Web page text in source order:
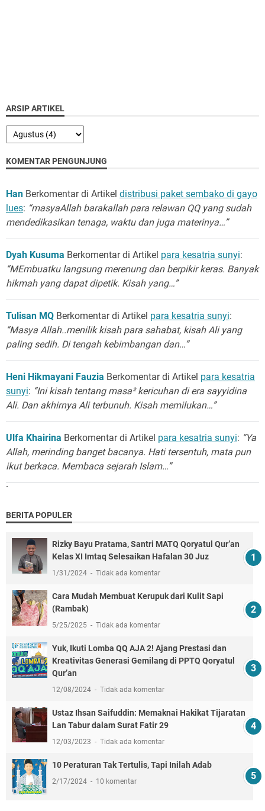
ARSIP ARTIKEL
KOMENTAR PENGUNJUNG
Han Berkomentar di Artikel distribusi paket sembako di gayo
lues: “masyaAllah barakallah para relawan QQ yang sudah
mendedikasikan tenaga, waktu dan juga materinya…”
Dyah Kusuma Berkomentar di Artikel para kesatria sunyi:
“MEmbuatku langsung merenung dan berpikir keras. Banyak
hikmah yang dapat dipetik. Kisah yang…”
Tulisan MQ Berkomentar di Artikel para kesatria sunyi:
“Masya Allah..menilik kisah para sahabat, kisah Ali yang
paling sedih. Di tengah kebimbangan dan…”
Heni Hikmayani Fauzia Berkomentar di Artikel para kesatria
sunyi: “Ini kisah tentang masa² kericuhan di era sayyidina
Ali. Dan akhirnya Ali terbunuh. Kisah memilukan…”
Ulfa Khairina Berkomentar di Artikel para kesatria sunyi: “Ya
Allah, merinding banget bacanya. Hati tersentuh, mata pun
ikut berkaca. Membaca sejarah Islam…”
`
BERITA POPULER
Rizky Bayu Pratama, Santri MATQ Qoryatul Qur’an
Kelas XI Imtaq Selesaikan Hafalan 30 Juz
1/31/2024 Tidak ada komentar
Cara Mudah Membuat Kerupuk dari Kulit Sapi
(Rambak)
5/25/2025 Tidak ada komentar
Yuk, Ikuti Lomba QQ AJA 2! Ajang Prestasi dan
Kreativitas Generasi Gemilang di PPTQ Qoryatul
Qur’an
12/08/2024 Tidak ada komentar
Ustaz Ihsan Saifuddin: Memaknai Hakikat Tijaratan
Lan Tabur dalam Surat Fatir 29
12/03/2023 Tidak ada komentar
10 Peraturan Tak Tertulis, Tapi Inilah Adab
2/17/2024 10 komentar